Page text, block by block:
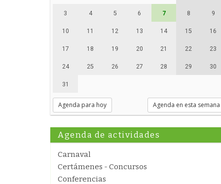
3 4 5 6 7 8 9
10 11 12 13 14 15 16
17 18 19 20 21 22 23
24 25 26 27 28 29 30
31
Agenda para hoy Agenda en esta semana
Agenda de actividades
Carnaval
Certámenes - Concursos
Conferencias